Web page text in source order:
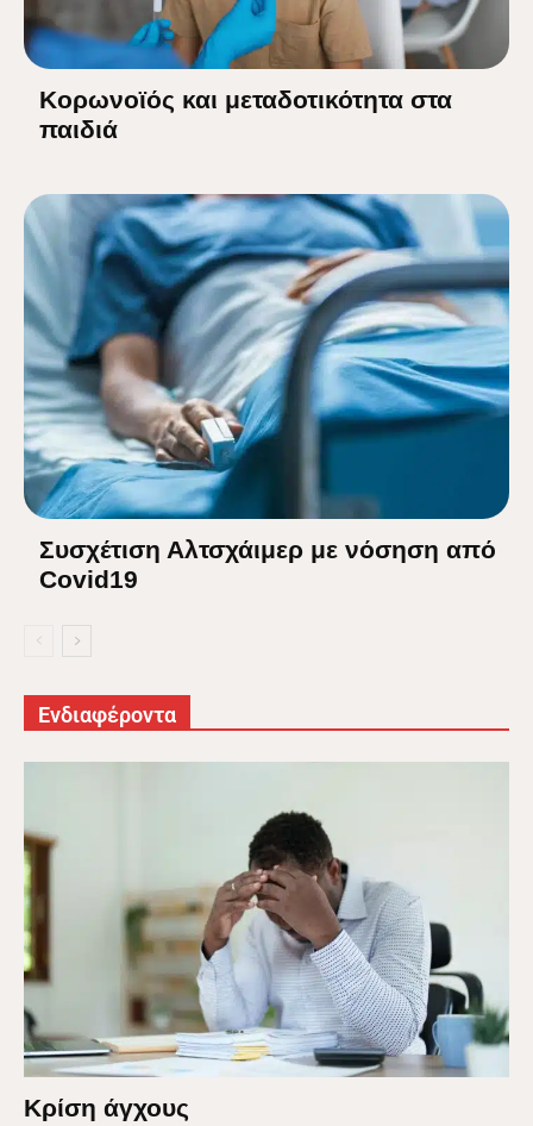
Κορωνοϊός και μεταδοτικότητα στα
παιδιά
Συσχέτιση Αλτσχάιμερ με νόσηση από
Covid19
Ενδιαφέροντα
Κρίση άγχους